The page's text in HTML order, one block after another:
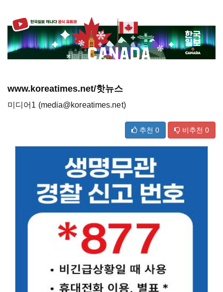
www.koreatimes.net/핫뉴스
미디어1 (media@koreatimes.net)
추천 0 비추천 0